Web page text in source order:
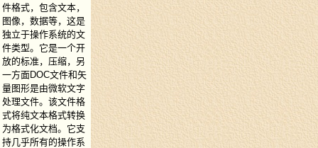
件格式，包含文本，
图像，数据等，这是
独立于操作系统的文
件类型。它是一个开
放的标准，压缩，另
一方面DOC文件和矢
量图形是由微软文字
处理文件。该文件格
式将纯文本格式转换
为格式化文档。它支
持几乎所有的操作系